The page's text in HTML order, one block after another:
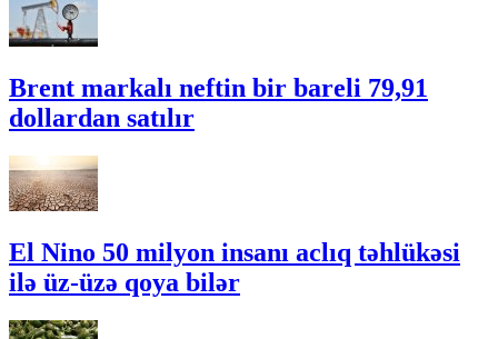
Brent markalı neftin bir bareli 79,91
dollardan satılır
El Nino 50 milyon insanı aclıq təhlükəsi
ilə üz-üzə qoya bilər